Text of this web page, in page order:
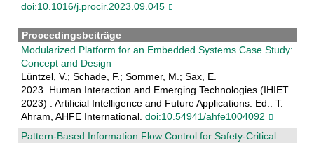
doi:10.1016/j.procir.2023.09.045
Proceedingsbeiträge
Modularized Platform for an Embedded Systems Case Study:
Concept and Design
Lüntzel, V.; Schade, F.; Sommer, M.; Sax, E.
2023. Human Interaction and Emerging Technologies (IHIET
2023) : Artificial Intelligence and Future Applications. Ed.: T.
Ahram, AHFE International. doi:10.54941/ahfe1004092
Pattern-Based Information Flow Control for Safety-Critical